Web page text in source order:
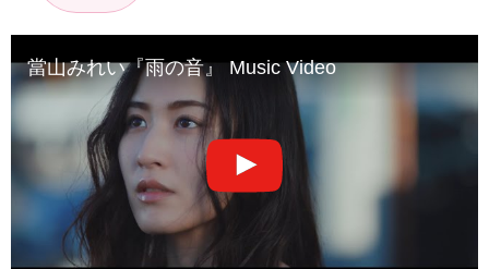
當山みれい『雨の音』 Music Video